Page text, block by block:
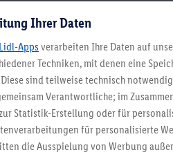
5.95 €
Jetzt zum
Ihrer Daten
Apps verarbeiten Ihre Daten auf
Techniken, mit denen eine
sind teilweise technisch
Verantwortliche; im
Statistik-Erstellung oder für
für personalisierte
die Ausspielung von Werbung